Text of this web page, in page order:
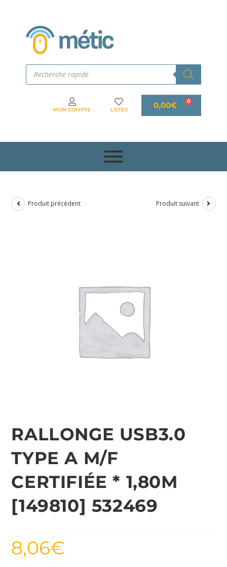
MON COMPTE LISTES 0,00€
Produit précédent Produit suivant
RALLONGE USB3.0
TYPE A M/F
CERTIFIÉE * 1,80M
[149810] 532469
8,06€